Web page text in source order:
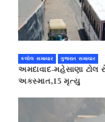
કલોલ સમાચાર ગુજરાત સમાચાર
અમદાવાદ-મહેસાણા ટોલ
અકસ્માત,15 મૃત્યુ